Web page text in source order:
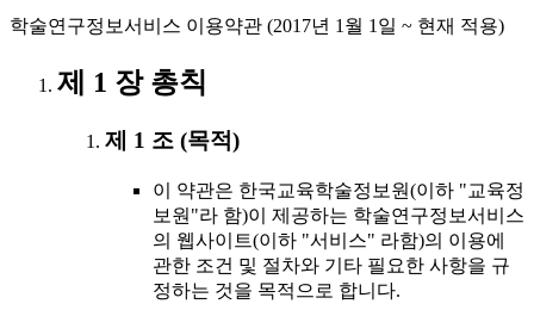
학술연구정보서비스 이용약관 (2017년 1월 1일 ~ 현재 적용)
제 1 장 총칙
제 1 조 (목적)
이 약관은 한국교육학술정보원(이하 "교육정
보원"라 함)이 제공하는 학술연구정보서비스
의 웹사이트(이하 "서비스" 라함)의 이용에
관한 조건 및 절차와 기타 필요한 사항을 규
정하는 것을 목적으로 합니다.